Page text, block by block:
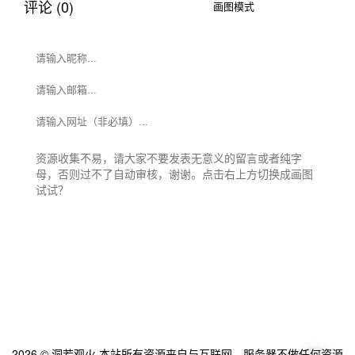
评论 (0) 画图模式